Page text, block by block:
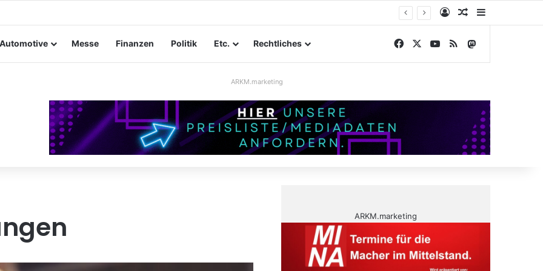
AnmeldenZufälliger
Automotive Messe Finanzen Politik Etc. Rechtliches Facebook YouTube
RSS
ARKM.marketing
ARKM.marketing